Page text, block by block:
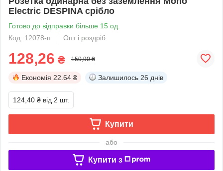
Electric DESPINA срібло
Готово до відправки більше 15 од.
Код: 12078-п
Опт і роздріб
128,26 ₴ 150,90 ₴
Економія 22.64 ₴ Залишилось 26 днів
124,40 ₴ від 2 шт.
Купити
або
Купити з